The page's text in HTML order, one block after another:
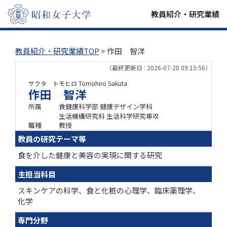
教員紹介・研究業績
教員紹介・研究業績TOP > 作田 智洋
（最終更新日 : 2026-07-28 09:15:56）
サクタ トモヒロ Tomohiro Sakuta
作田 智洋
所属
食健康科学部 健康デザイン学科
生活機構研究科 生活科学研究専攻
職種
教授
教員の研究テーマ等
食を介した健康と美容の実現に関する研究
主担当科目
スキンケアの科学、食と化粧の心理学、臨床薬理学、
化学
専門分野